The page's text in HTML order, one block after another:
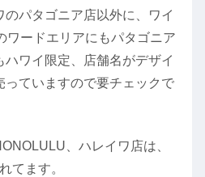
のパタゴニア店以外に、ワイ
ワードエリアにもパタゴニア
ワイ限定、店舗名がデザイ
っていますので要チェックで
、ハレイワ店は、
てます。